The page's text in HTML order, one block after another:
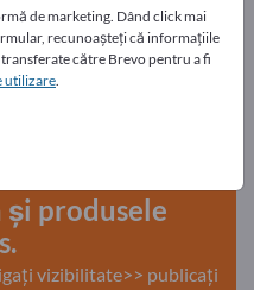
pe
hand – Contacte
și produsele
vizibilitate>> publicați
de marketing. Dând click mai
recunoașteți că informațiile
către Brevo pentru a fi
utilizare.